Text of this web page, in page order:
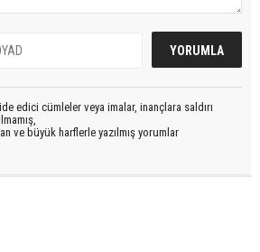
edici cümleler veya imalar, inançlara saldırı
ve büyük harflerle yazılmış yorumlar